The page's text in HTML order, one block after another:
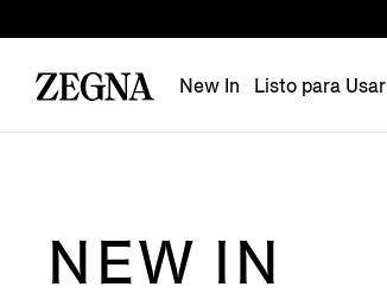
New In Listo para Usar
NEW IN